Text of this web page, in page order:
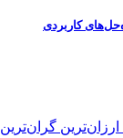
ارزان‌ترین گران‌ترین